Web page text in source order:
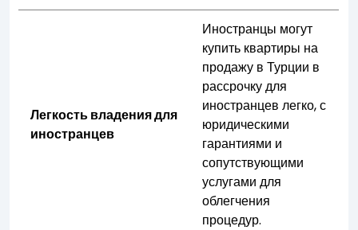
Легкость владения для
иностранцев
Иностранцы могут
купить квартиры на
продажу в Турции в
рассрочку для
иностранцев легко, с
юридическими
гарантиями и
сопутствующими
услугами для
облегчения
процедур.